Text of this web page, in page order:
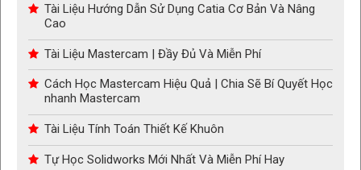
Tài Liệu Hướng Dẫn Sử Dụng Catia Cơ Bản Và Nâng
Cao
Tài Liệu Mastercam | Đầy Đủ Và Miễn Phí
Cách Học Mastercam Hiệu Quả | Chia Sẽ Bí Quyết Học
nhanh Mastercam
Tài Liệu Tính Toán Thiết Kế Khuôn
Tự Học Solidworks Mới Nhất Và Miễn Phí Hay